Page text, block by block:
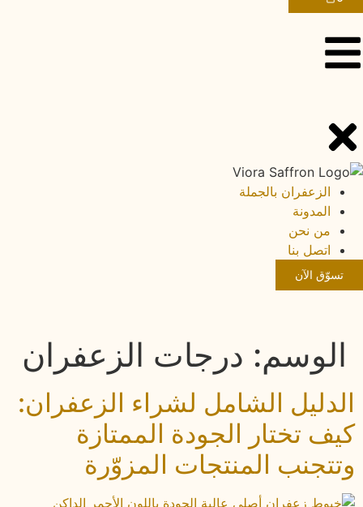
الزعفران بالجملة
المدونة
من نحن
اتصل بنا
تسوّق الآن
الوسم: درجات الزعفران
الدليل الشامل لشراء الزعفران:
كيف تختار الجودة الممتازة
وتتجنب المنتجات المزوّرة